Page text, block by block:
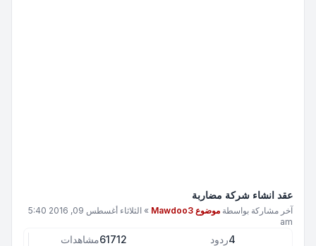
عقد انشاء شركة مضاربة
آخر مشاركة بواسطة موضوع Mawdoo3 »
الثلاثاء أغسطس 09, 2016 5:40
am
4ردود 61712مشاهدات